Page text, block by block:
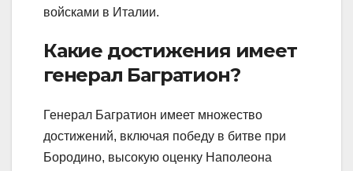
войсками в Италии.
Какие достижения имеет
генерал Багратион?
Генерал Багратион имеет множество
достижений, включая победу в битве при
Бородино, высокую оценку Наполеона